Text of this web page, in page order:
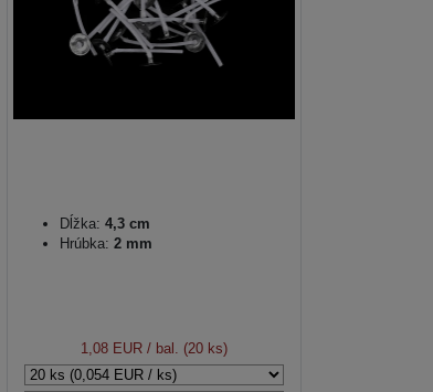
Dĺžka: 4,3 cm
Hrúbka: 2 mm
1,08 EUR/ bal. (20 ks)